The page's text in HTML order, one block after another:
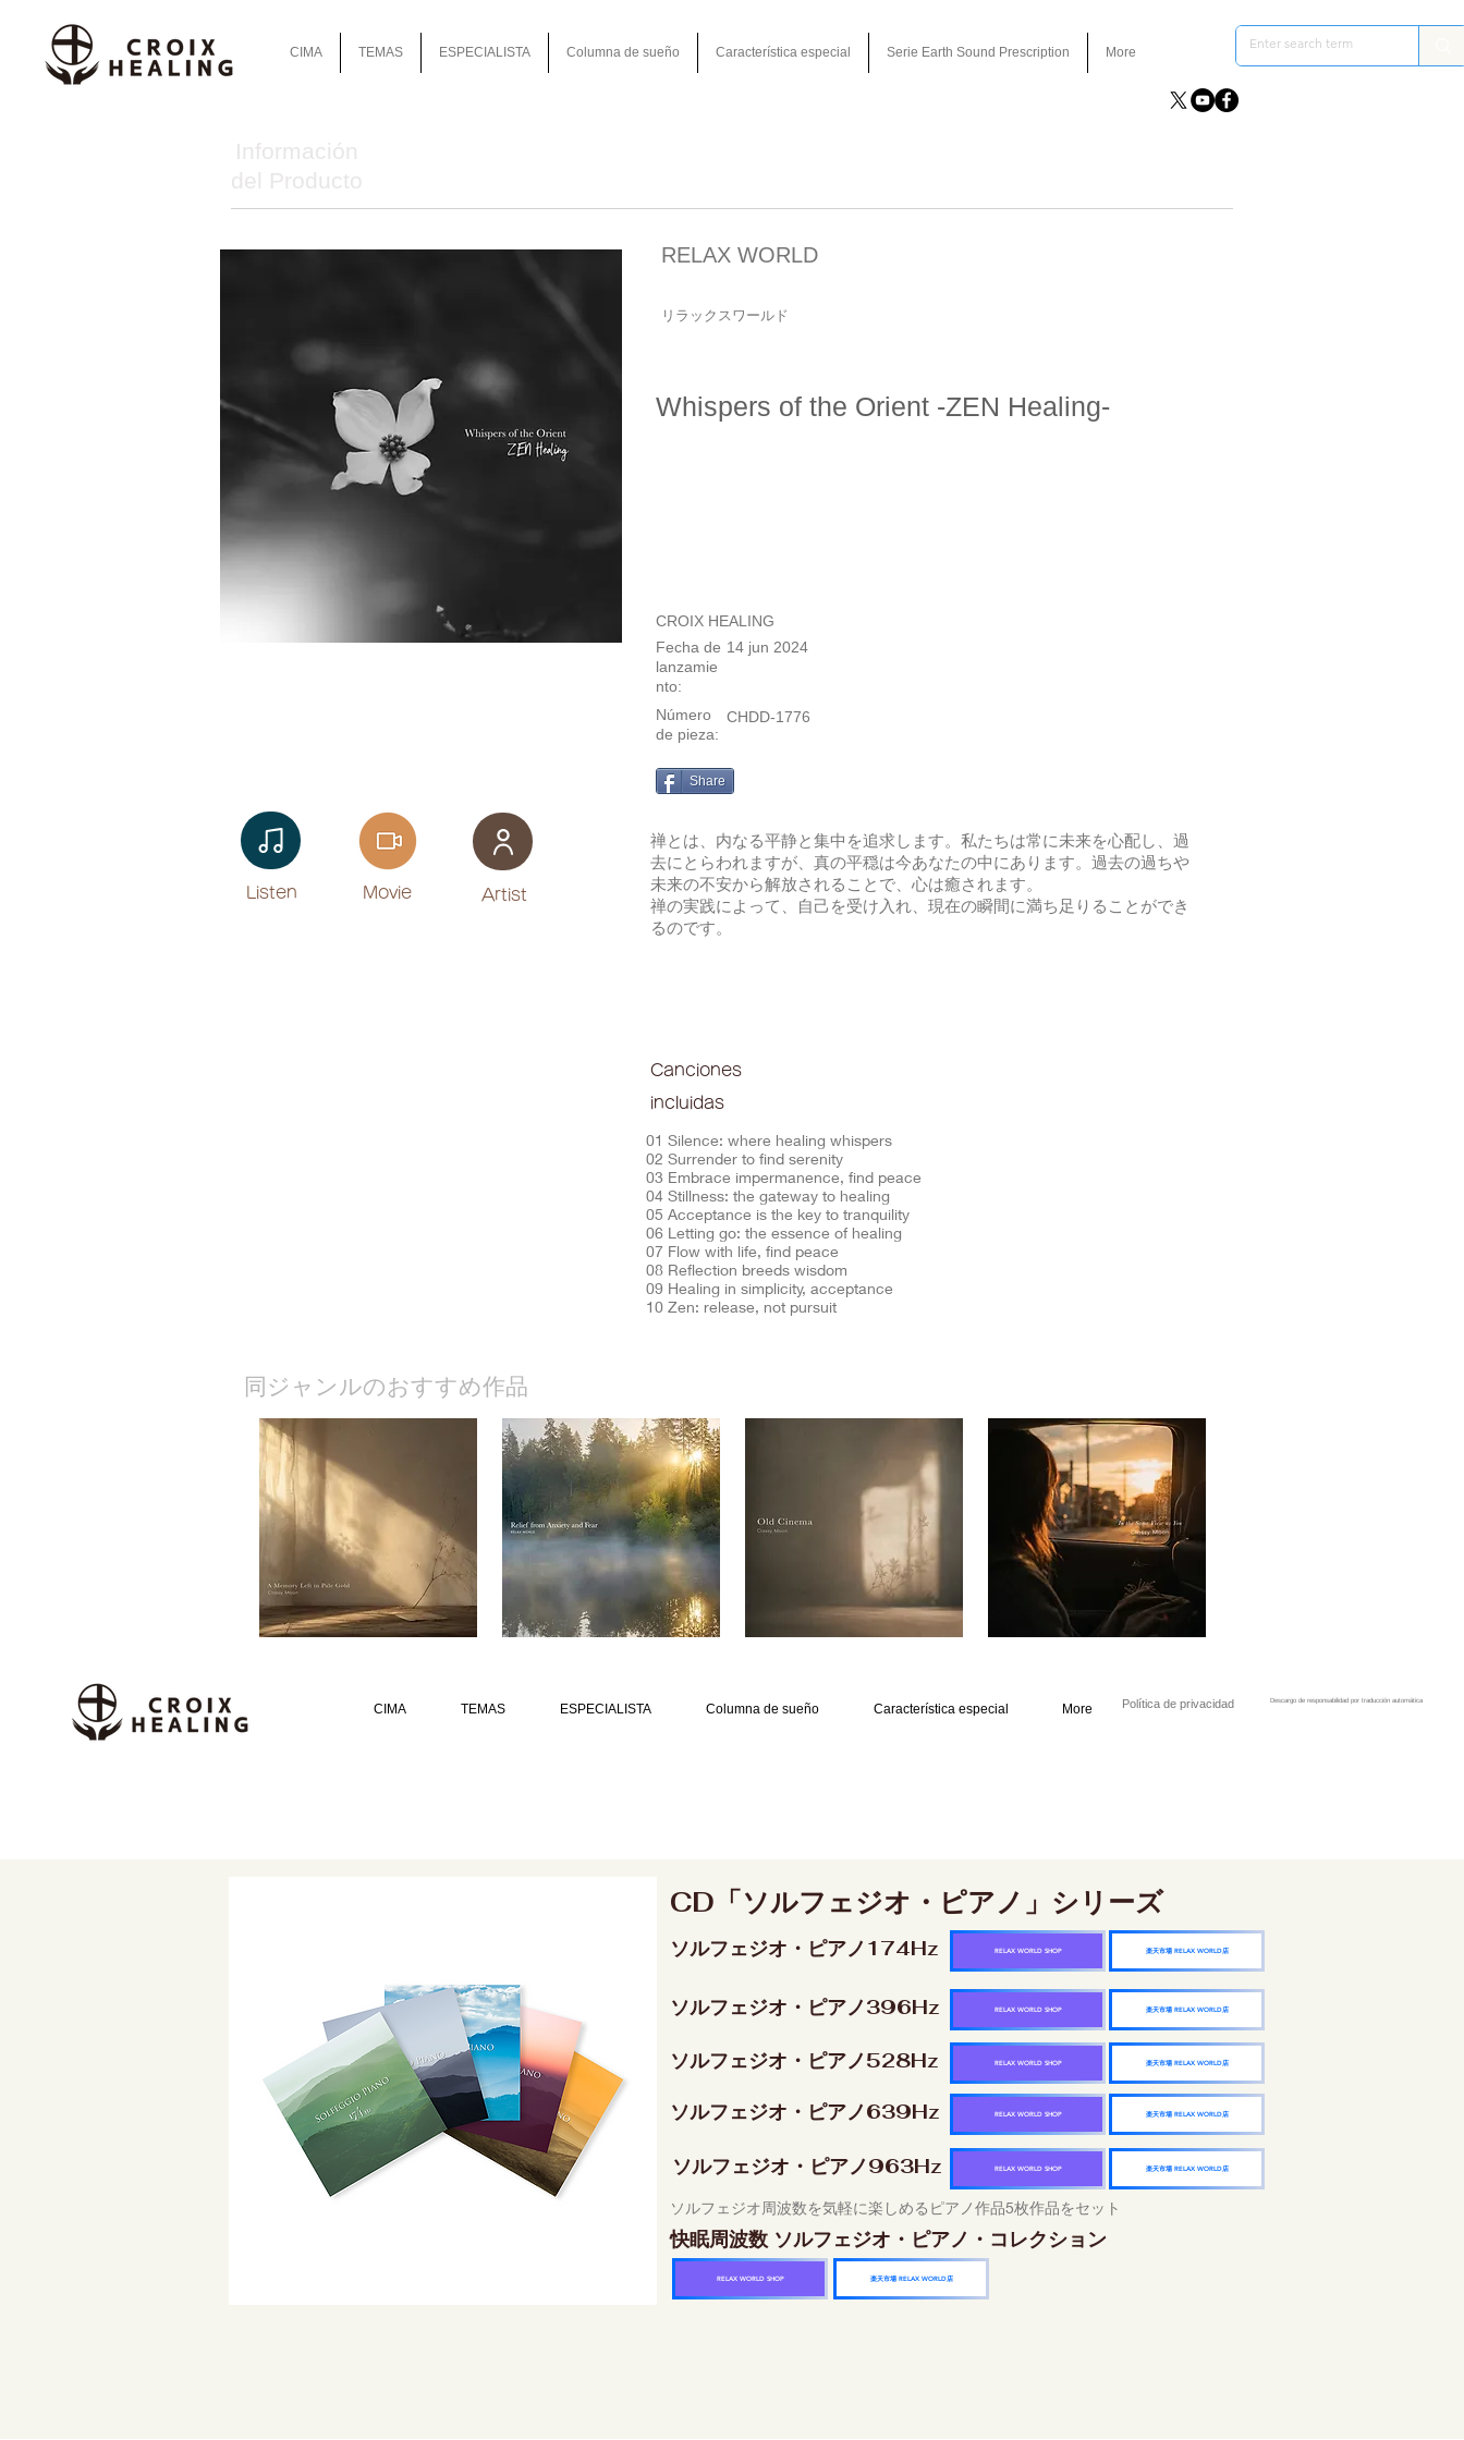
CIMA TEMAS ESPECIALISTA Columna de sueño Característica especial Serie Earth Sound Prescription More
Información
del Producto
Listen​ Movie ​Artist
RELAX WORLD
リラックスワールド
Whispers of the Orient -ZEN Healing-
CROIX HEALING
14 jun 2024
Fecha de
lanzamie
nto:
Número
de pieza:
CHDD-1776
Share
禅とは、内なる平静と集中を追求します。私たちは常に未来を心配し、過
去にとらわれますが、真の平穏は今あなたの中にあります。過去の過ちや
未来の不安から解放されることで、心は癒されます。
禅の実践によって、自己を受け入れ、現在の瞬間に満ち足りることができ
るのです。
Canciones
incluidas
01 Silence: where healing whispers
02 Surrender to find serenity
03 Embrace impermanence, find peace
04 Stillness: the gateway to healing
05 Acceptance is the key to tranquility
06 Letting go: the essence of healing
07 Flow with life, find peace
08 Reflection breeds wisdom
09 Healing in simplicity, acceptance
10 Zen: release, not pursuit
​同ジャンルのおすすめ作品
CIMA TEMAS ESPECIALISTA Columna de sueño Característica especial More Política de privacidad Descargo de responsabilidad por traducción automática
CD「ソルフェジオ・ピアノ」シリーズ
ソルフェジオ・ピアノ174Hz 楽天市場 RELAX WORLD店
RELAX WORLD SHOP
ソルフェジオ・ピアノ396Hz 楽天市場 RELAX WORLD店
RELAX WORLD SHOP
ソルフェジオ・ピアノ528Hz 楽天市場 RELAX WORLD店
RELAX WORLD SHOP
ソルフェジオ・ピアノ639Hz 楽天市場 RELAX WORLD店
RELAX WORLD SHOP
ソルフェジオ・ピアノ963Hz 楽天市場 RELAX WORLD店
RELAX WORLD SHOP
ソルフェジオ周波数を気軽に楽しめるピアノ作品5枚作品をセット
快眠周波数 ソルフェジオ・ピアノ・コレクション
RELAX WORLD SHOP 楽天市場 RELAX WORLD店